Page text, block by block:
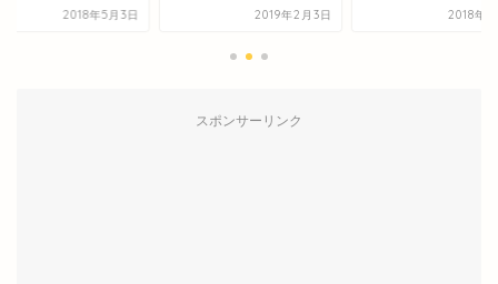
2018年5月3日 2019年2月3日 2018年5
スポンサーリンク